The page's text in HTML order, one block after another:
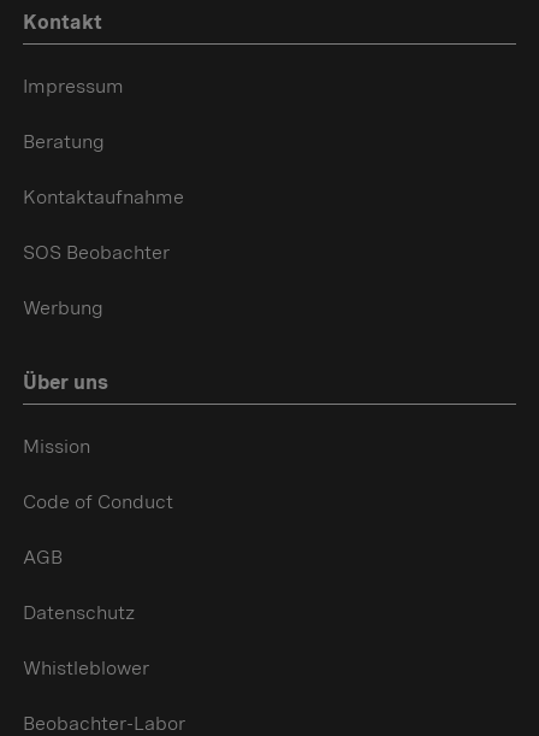
Kontakt
Impressum
Beratung
Kontaktaufnahme
SOS Beobachter
Werbung
Über uns
Mission
Code of Conduct
AGB
Datenschutz
Whistleblower
Beobachter-Labor